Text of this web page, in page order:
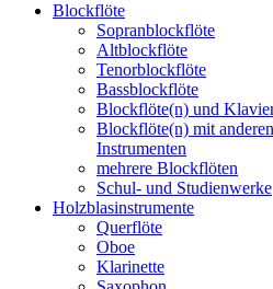
Blockflöte
Sopranblockflöte
Altblockflöte
Tenorblockflöte
Bassblockflöte
Blockflöte(n) und
Blockflöte(n) mit anderen
Instrumenten
mehrere Blockflöten
Schul- und Studienwerke
Holzblasinstrumente
Querflöte
Oboe
Klarinette